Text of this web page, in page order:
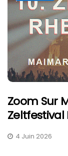
Zoom Sur
4 Juin 2026